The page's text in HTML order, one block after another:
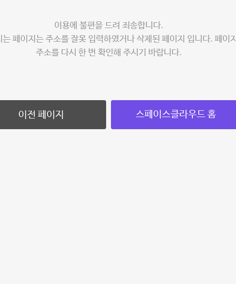
이용에 불편을 드려 죄송합니다.
는 페이지는 주소를 잘못 입력하였거나 삭제된 페이지 입니다. 페이지
주소를 다시 한 번 확인해 주시기 바랍니다.
이전 페이지 스페이스클라우드 홈